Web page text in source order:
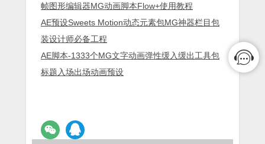
帧图形编辑器MG动画脚本Flow+使用教程
AE预设Sweets Motion动态元素包MG神器栏目包
装设计师必备工程
AE脚本-1333个MG文字动画弹性缓入缓出工具包
标题入场出场动画预设